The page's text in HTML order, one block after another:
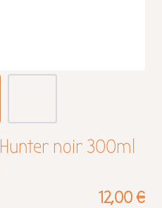
noir 300ml
12,00 €